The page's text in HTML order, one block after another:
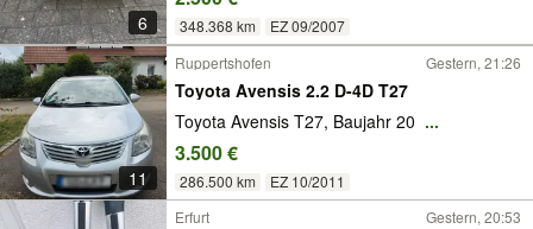
6 348.368 km EZ 09/2007
11
Ruppertshofen Gestern, 21:26
Toyota Avensis 2.2 D-4D T27
Toyota Avensis T27, Baujahr 20 ...
3.500 €
286.500 km EZ 10/2011
Erfurt Gestern, 20:53